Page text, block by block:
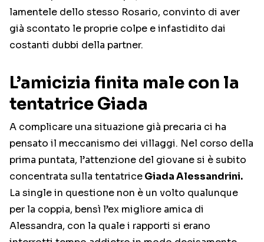
lamentele dello stesso Rosario, convinto di aver
già scontato le proprie colpe e infastidito dai
costanti dubbi della partner.
L’amicizia finita male con la
tentatrice Giada
A complicare una situazione già precaria ci ha
pensato il meccanismo dei villaggi. Nel corso della
prima puntata, l’attenzione del giovane si è subito
concentrata sulla tentatriceGiada Alessandrini.
La single in questione non è un volto qualunque
per la coppia, bensì l’ex migliore amica di
Alessandra, con la quale i rapporti si erano